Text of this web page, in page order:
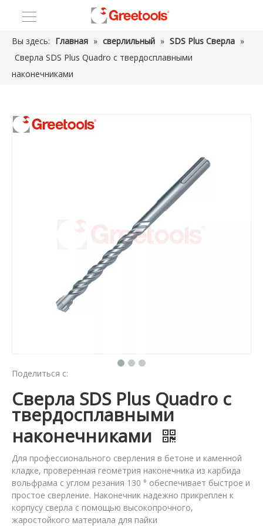
Вы здесь: Главная » сверлильный » SDS Plus Сверла »
Сверла SDS Plus Quadro с твердосплавными
наконечниками
Поделиться с:
Сверла SDS Plus Quadro с
твердосплавными
наконечниками
Для профессионального сверления в бетоне и каменной
кладке, проверенная геометрия наконечника из карбида
вольфрама с углом резания 130 ° обеспечивает быстрое и
простое сверление. Наконечник надежно прикреплен к
корпусу сверла с помощью высокопрочного,
жаростойкого материала для пайки